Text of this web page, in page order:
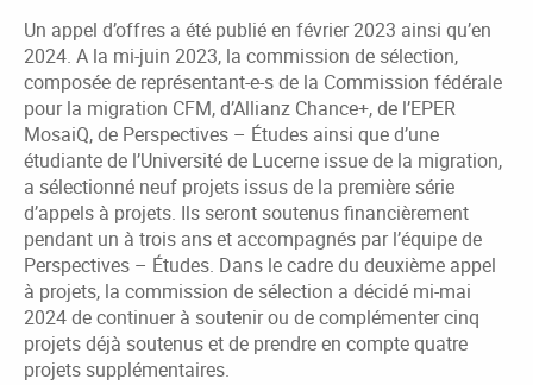
Un appel d’offres a été publié en février 2023 ainsi qu’en
2024. A la mi-juin 2023, la commission de sélection,
composée de représentant-e-s de la Commission fédérale
pour la migration CFM, d’Allianz Chance+, de l’EPER
MosaiQ, de Perspectives – Études ainsi que d’une
étudiante de l’Université de Lucerne issue de la migration,
a sélectionné neuf projets issus de la première série
d’appels à projets. Ils seront soutenus financièrement
pendant un à trois ans et accompagnés par l’équipe de
Perspectives – Études. Dans le cadre du deuxième appel
à projets, la commission de sélection a décidé mi-mai
2024 de continuer à soutenir ou de complémenter cinq
projets déjà soutenus et de prendre en compte quatre
projets supplémentaires.